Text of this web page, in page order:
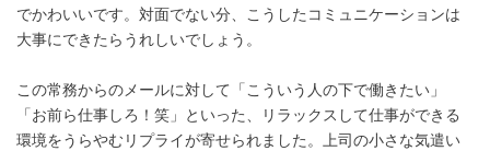
でかわいいです。対面でない分、こうしたコミュニケーションは
大事にできたらうれしいでしょう。
この常務からのメールに対して「こういう人の下で働きたい」
「お前ら仕事しろ！笑」といった、リラックスして仕事ができる
環境をうらやむリプライが寄せられました。上司の小さな気遣い